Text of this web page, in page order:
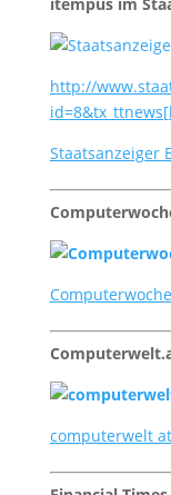
http://
Staatsanzeiger
computerwelt